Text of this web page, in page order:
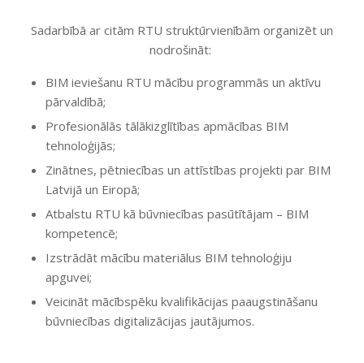
Sadarbībā ar citām RTU struktūrvienībām organizēt un
nodrošināt:
BIM ieviešanu RTU mācību programmās un aktīvu
pārvaldībā;
Profesionālās tālākizglītības apmācības BIM
tehnoloģijās;
Zinātnes, pētniecības un attīstības projekti par BIM
Latvijā un Eiropā;
Atbalstu RTU kā būvniecības pasūtītājam – BIM
kompetencē;
Izstrādāt mācību materiālus BIM tehnoloģiju
apguvei;
Veicināt mācībspēku kvalifikācijas paaugstināšanu
būvniecības digitalizācijas jautājumos.